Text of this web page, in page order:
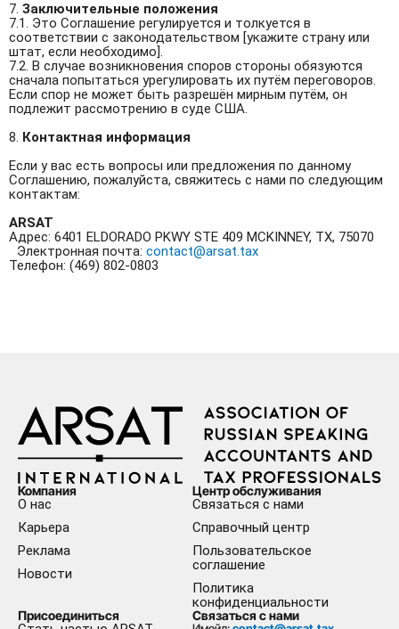
7. Заключительные положения
7.1. Это Соглашение регулируется и толкуется в
соответствии с законодательством [укажите страну или
штат, если необходимо].
7.2. В случае возникновения споров стороны обязуются
сначала попытаться урегулировать их путём переговоров.
Если спор не может быть разрешён мирным путём, он
подлежит рассмотрению в суде США.
8. Контактная информация
Если у вас есть вопросы или предложения по данному
Соглашению, пожалуйста, свяжитесь с нами по следующим
контактам:
ARSAT
Адрес: 6401 ELDORADO PKWY STE 409 MCKINNEY, TX, 75070
Электронная почта: contact@arsat.tax
Телефон: (469) 802-0803
Компания
О нас
Карьера
Реклама
Новости
Центр обслуживания
Связаться с нами
Справочный центр
Пользовательское
соглашение
Политика
конфиденциальности
Присоединиться Связаться с нами